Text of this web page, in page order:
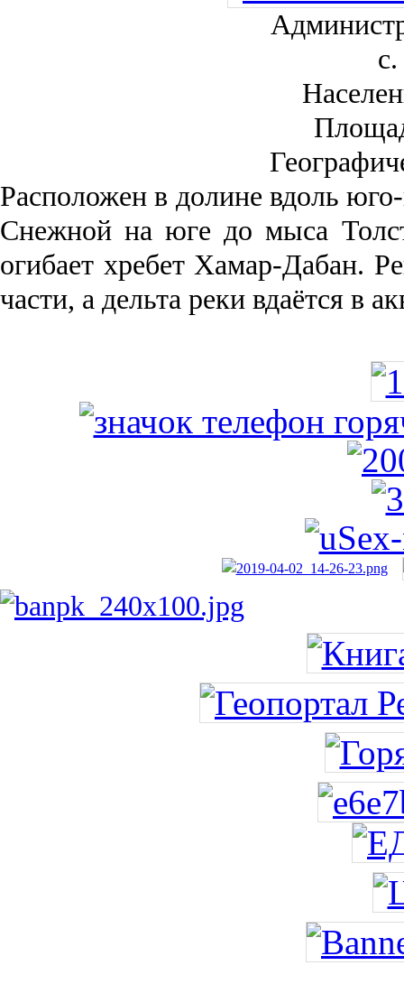
Рас­положен в долине вдоль
Снежной на юге до мыса
огибает хребет Хамар-Дабан.
части, а дельта реки вда­ётся в